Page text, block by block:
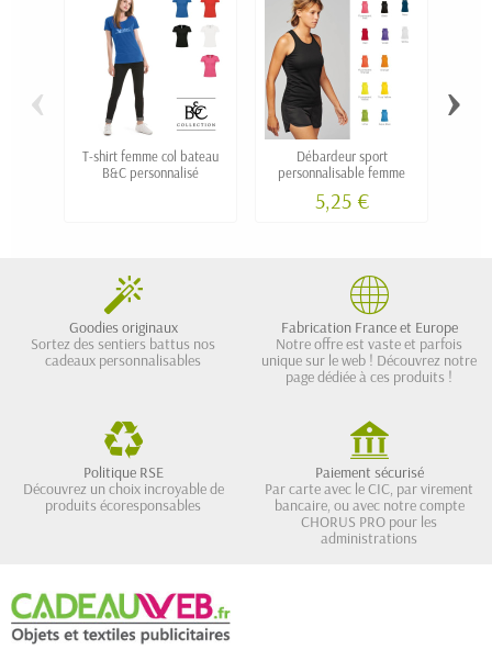
T-shirt femme col bateau
B&C personnalisé
Débardeur sport
personnalisable femme
5,25 €
‹ ›
Goodies originaux
Sortez des sentiers battus nos
cadeaux personnalisables
Fabrication France et Europe
Notre offre est vaste et parfois
unique sur le web ! Découvrez notre
page dédiée à ces produits !
Politique RSE
Découvrez un choix incroyable de
produits écoresponsables
Paiement sécurisé
Par carte avec le CIC, par virement
bancaire, ou avec notre compte
CHORUS PRO pour les
administrations